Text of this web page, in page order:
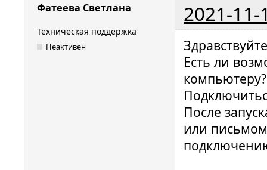
Фатеева Светлана 2021-11-
Техническая поддержка
Неактивен
Есть ли
компьютеру?
После
или